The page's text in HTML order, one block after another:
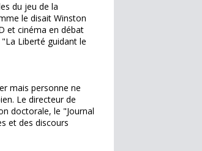
du jeu de la
le disait Winston
et cinéma en débat
Liberté guidant le
mais personne ne
Le directeur de
doctorale, le "Journal
et des discours